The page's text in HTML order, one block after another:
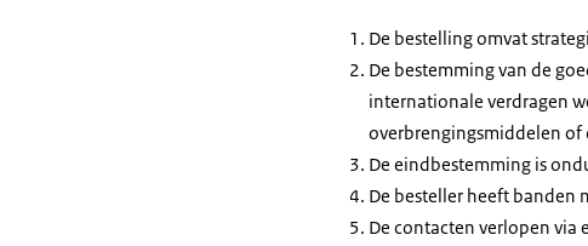
De bestelling omvat
De bestemming van de
internationale verdragen
overbrengingsmiddelen of
De eindbestemming is
De besteller heeft banden
De contacten verlopen via